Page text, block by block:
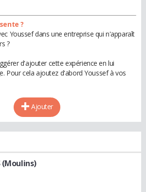
?
Youssef dans une entreprise qui n'apparaît
?
d'ajouter cette expérience en lui
Pour cela ajoutez d'abord Youssef à vos
Ajouter
(Moulins)